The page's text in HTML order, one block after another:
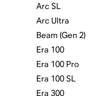
Arc SL
Arc Ultra
Beam (Gen 2)
Era 100
Era 100 Pro
Era 100 SL
Era 300